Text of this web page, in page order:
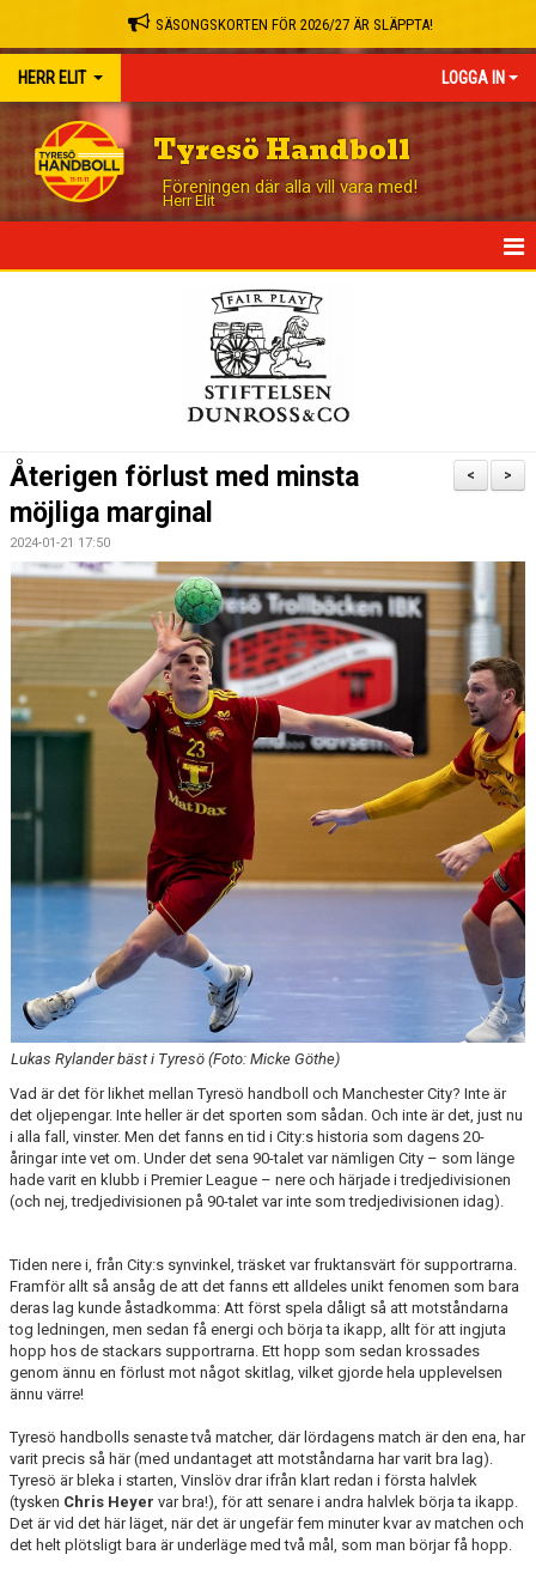
SÄSONGSKORTEN FÖR 2026/27 ÄR SLÄPPTA!
HERR ELIT LOGGA IN
Tyresö Handboll
Föreningen där alla vill vara med!
Herr Elit
TABELL
KALENDER
KONTAKT
>
<
Återigen förlust med minsta
möjliga marginal
2024-01-21 17:50
Lukas Rylander bäst i Tyresö (Foto: Micke Göthe)
Vad är det för likhet mellan Tyresö handboll och Manchester City? Inte är
det oljepengar. Inte heller är det sporten som sådan. Och inte är det, just nu
i alla fall, vinster. Men det fanns en tid i City:s historia som dagens 20-
åringar inte vet om. Under det sena 90-talet var nämligen City – som länge
hade varit en klubb i Premier League – nere och härjade i tredjedivisionen
(och nej, tredjedivisionen på 90-talet var inte som tredjedivisionen idag).
Tiden nere i, från City:s synvinkel, träsket var fruktansvärt för supportrarna.
Framför allt så ansåg de att det fanns ett alldeles unikt fenomen som bara
deras lag kunde åstadkomma: Att först spela dåligt så att motståndarna
tog ledningen, men sedan få energi och börja ta ikapp, allt för att ingjuta
hopp hos de stackars supportrarna. Ett hopp som sedan krossades
genom ännu en förlust mot något skitlag, vilket gjorde hela upplevelsen
ännu värre!
Tyresö handbolls senaste två matcher, där lördagens match är den ena, har
varit precis så här (med undantaget att motståndarna har varit bra lag).
Tyresö är bleka i starten, Vinslöv drar ifrån klart redan i första halvlek
(tysken Chris Heyer var bra!), för att senare i andra halvlek börja ta ikapp.
Det är vid det här läget, när det är ungefär fem minuter kvar av matchen och
det helt plötsligt bara är underläge med två mål, som man börjar få hopp.